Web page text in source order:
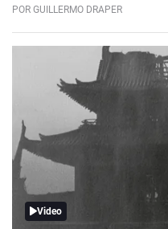
POR GUILLERMO DRAPER
Video